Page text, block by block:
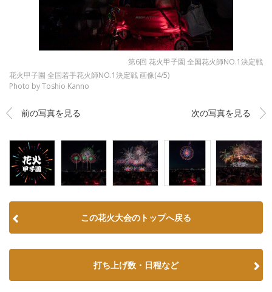
第6回 花火甲子園 全国花火師NO.1決定戦
花火甲子園 全国若手花火師NO.1決定戦 画像(4/5)
Photo by Toshio Kanno
前の写真を見る 次の写真を見る
この花火大会のトップへ戻る
打ち上げ数・日程など